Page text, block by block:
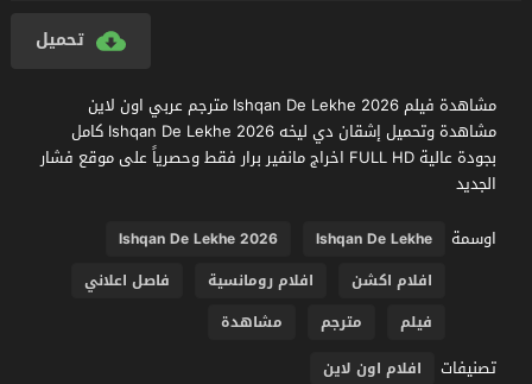
تحميل
مشاهدة فيلم Ishqan De Lekhe 2026 مترجم عربي اون لاين
مشاهدة وتحميل إشقان دي ليخه Ishqan De Lekhe 2026 كامل
بجودة عالية FULL HD اخراج مانفير برار فقط وحصرياً على موقع فشار
الجديد
اوسمة
Ishqan De Lekhe
Ishqan De Lekhe 2026
افلام اكشن
افلام رومانسية
فاصل اعلاني
فيلم
مترجم مشاهدة
تصنيفات افلام اون لاين